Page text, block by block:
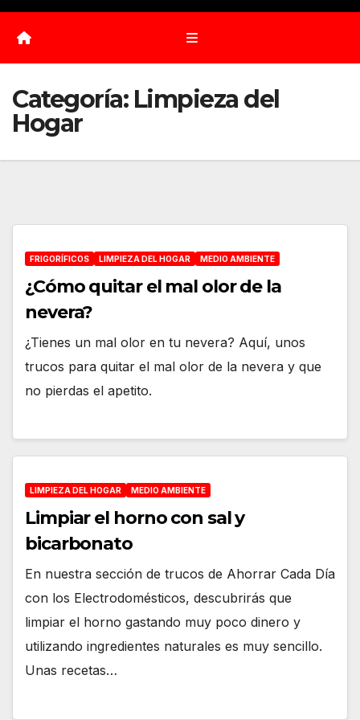
Categoría: Limpieza del
Hogar
FRIGORÍFICOS LIMPIEZA DEL HOGAR MEDIO AMBIENTE
¿Cómo quitar el mal olor de la
nevera?
¿Tienes un mal olor en tu nevera? Aquí, unos
trucos para quitar el mal olor de la nevera y que
no pierdas el apetito.
LIMPIEZA DEL HOGAR MEDIO AMBIENTE
Limpiar el horno con sal y
bicarbonato
En nuestra sección de trucos de Ahorrar Cada Día
con los Electrodomésticos, descubrirás que
limpiar el horno gastando muy poco dinero y
utilizando ingredientes naturales es muy sencillo.
Unas recetas…